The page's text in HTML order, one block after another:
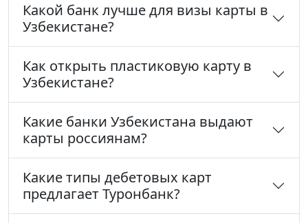
Какой банк лучше для визы карты в
Узбекистане?
Как открыть пластиковую карту в
Узбекистане?
Какие банки Узбекистана выдают
карты россиянам?
Какие типы дебетовых карт
предлагает Туронбанк?